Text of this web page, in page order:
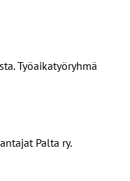
Työaikatyöryhmä
Palta ry.